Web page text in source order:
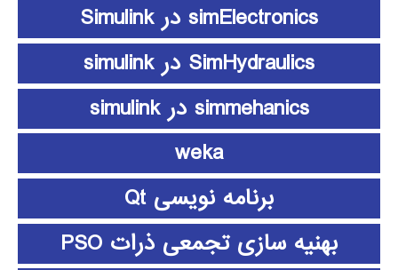
simElectronics در Simulink
SimHydraulics در simulink
simmehanics در simulink
weka
برنامه نویسی Qt
بهنیه سازی تجمعی ذرات PSO